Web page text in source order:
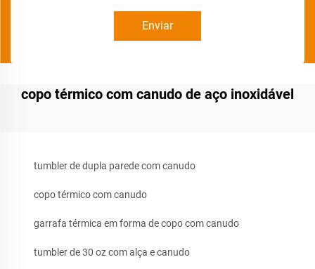
Enviar
copo térmico com canudo de aço inoxidável
tumbler de dupla parede com canudo
copo térmico com canudo
garrafa térmica em forma de copo com canudo
tumbler de 30 oz com alça e canudo